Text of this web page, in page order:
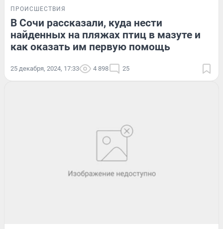
ПРОИСШЕСТВИЯ
В Сочи рассказали, куда нести
найденных на пляжах птиц в мазуте и
как оказать им первую помощь
25 декабря, 2024, 17:33 4 898 25